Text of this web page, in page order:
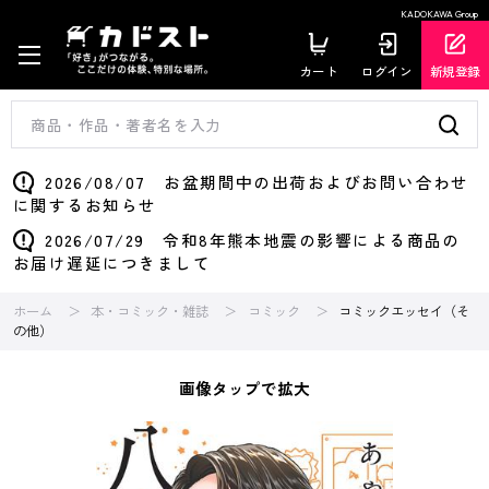
KADOKAWA Group
カート ログイン 新規登録
2026/08/07 お盆期間中の出荷およびお問い合わせ
に関するお知らせ
2026/07/29 令和8年熊本地震の影響による商品の
お届け遅延につきまして
ホーム 本・コミック・雑誌 コミック
コミックエッセイ（そ
の他）
画像タップで拡大